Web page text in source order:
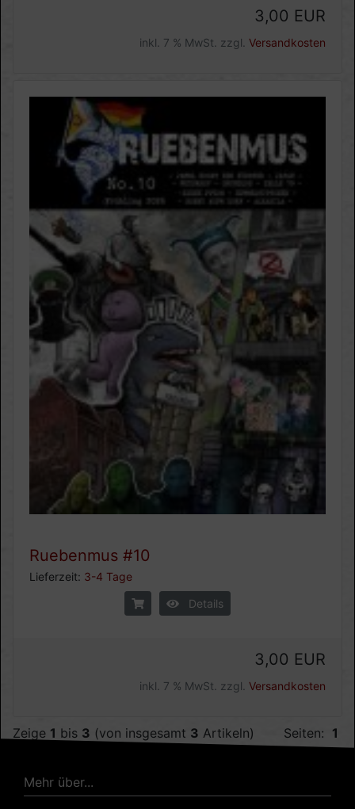
3,00 EUR
inkl. 7 % MwSt. zzgl. Versandkosten
Ruebenmus #10
Lieferzeit: 3-4 Tage
Details
3,00 EUR
inkl. 7 % MwSt. zzgl. Versandkosten
Zeige 1 bis 3 (von insgesamt 3 Artikeln) Seiten: 1
Mehr über...